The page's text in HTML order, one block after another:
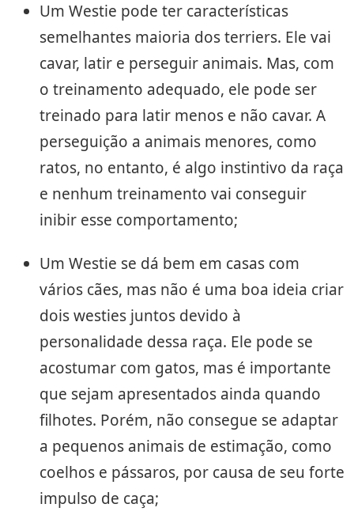
Um Westie pode ter características
semelhantes maioria dos terriers. Ele vai
cavar, latir e perseguir animais. Mas, com
o treinamento adequado, ele pode ser
treinado para latir menos e não cavar. A
perseguição a animais menores, como
ratos, no entanto, é algo instintivo da raça
e nenhum treinamento vai conseguir
inibir esse comportamento;
Um Westie se dá bem em casas com
vários cães, mas não é uma boa ideia criar
dois westies juntos devido à
personalidade dessa raça. Ele pode se
acostumar com gatos, mas é importante
que sejam apresentados ainda quando
filhotes. Porém, não consegue se adaptar
a pequenos animais de estimação, como
coelhos e pássaros, por causa de seu forte
impulso de caça;